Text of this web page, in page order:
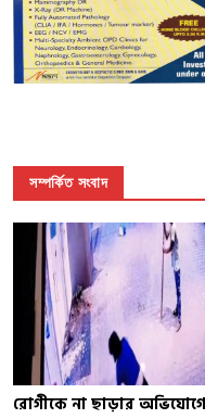
সম্পর্কিত সংবাদ
রোগীকে না ছাড়ার